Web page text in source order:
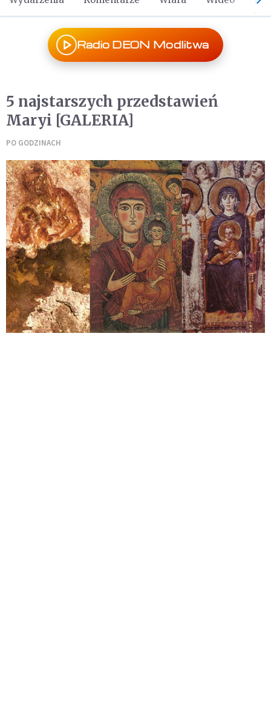
Radio DEON Modlitwa
5 najstarszych przedstawień
Maryi [GALERIA]
PO GODZINACH